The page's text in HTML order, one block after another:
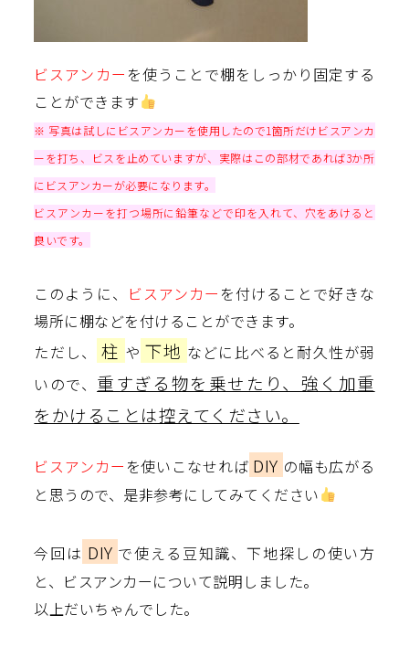
ビスアンカー を使うことで棚をしっかり固定する
ことができます
※ 写真は試しにビスアンカーを使用したので1箇所だけビスアンカ
ーを打ち、ビスを止めていますが、実際はこの部材であれば3か所
にビスアンカーが必要になります。
ビスアンカーを打つ場所に鉛筆などで印を入れて、穴をあけると
良いです。
このように、 ビスアンカー を付けることで好きな
場所に棚などを付けることができます。
ただし、
柱 や 下地 などに比べると耐久性が弱
いので、 重すぎる物を乗せたり、強く加重
をかけることは控えてください。
ビスアンカー を使いこなせれば DIY の幅も広がる
と思うので、是非参考にしてみてください
今回は DIY で使える豆知識、下地探しの使い方
と、ビスアンカーについて説明しました。
以上だいちゃんでした。